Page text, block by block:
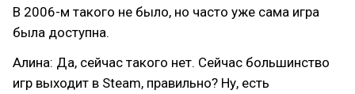
В 2006-м такого не было, но часто уже сама игра
была доступна.
Алина: Да, сейчас такого нет. Сейчас большинство
игр выходит в Steam, правильно? Ну, есть